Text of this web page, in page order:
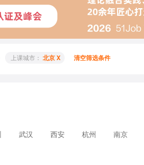
上课城市： 北京 X 清空筛选条件
武汉 西安 杭州 南京